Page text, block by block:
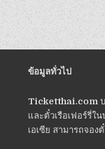
ข้อมูลทั่วไป
Ticketthai.com
และตั๋วเรือเฟอร์รี่ใ
เอเซีย สามารถจอ